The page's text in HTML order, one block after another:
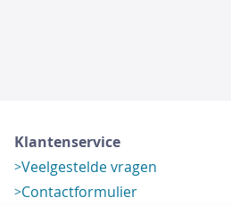
Klantenservice
Veelgestelde vragen
Contactformulier